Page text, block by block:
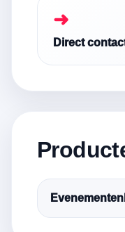
➜
Direct